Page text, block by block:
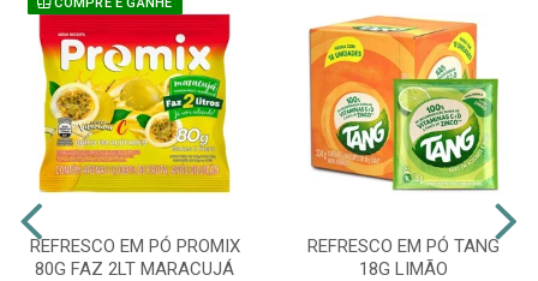
REFRESCO EM PÓ PROMIX
80G FAZ 2LT MARACUJÁ
REFRESCO EM PÓ TANG
18G LIMÃO